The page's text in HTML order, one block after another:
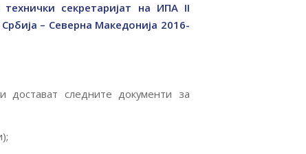
секретаријат на ИПА II
– Северна Македонија 2016-
достават следните документи за